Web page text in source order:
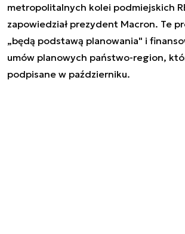
metropolitalnych kolei podmiejskich
zapowiedział prezydent Macron. Te
„będą podstawą planowania" i
umów planowych państwo-region,
podpisane w październiku.